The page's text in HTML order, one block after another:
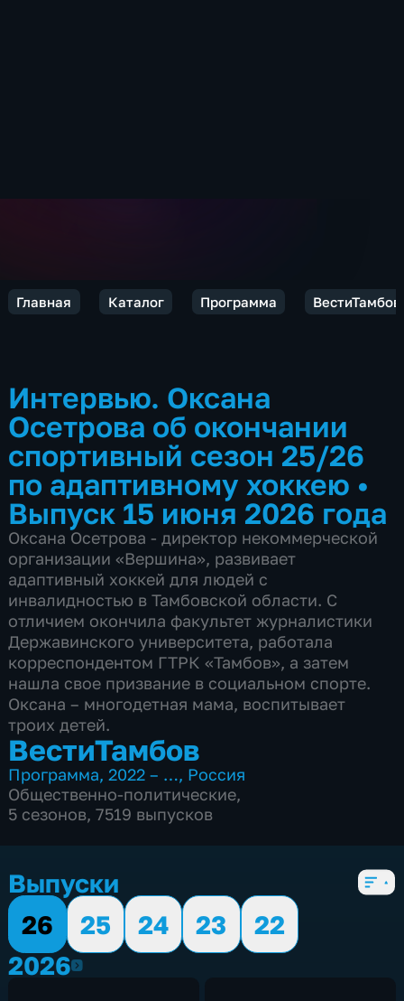
Главная Каталог Программа ВестиТамбов
Интервью. Оксана
Осетрова об окончании
спортивный сезон 25/26
по адаптивному хоккею •
Выпуск 15 июня 2026 года
Оксана Осетрова - директор некоммерческой
организации «Вершина», развивает
адаптивный хоккей для людей с
инвалидностью в Тамбовской области. С
отличием окончила факультет журналистики
Державинского университета, работала
корреспондентом ГТРК «Тамбов», а затем
нашла свое призвание в социальном спорте.
Оксана – многодетная мама, воспитывает
троих детей.
ВестиТамбов
Программа,2022 – …, Россия
Общественно-политические,
5 сезонов, 7519 выпусков
Выпуски
26
25 24 23
22
20262026